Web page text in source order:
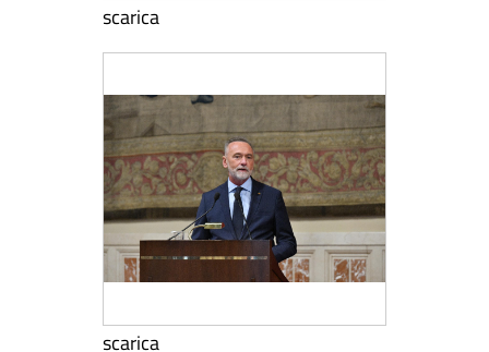
scarica
scarica